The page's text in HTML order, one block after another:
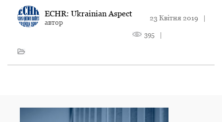
ECHR: Ukrainian Aspect
автор
23 Квітня 2019 |
395 |